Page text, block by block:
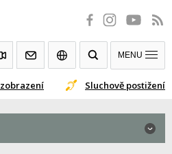
Sluchově postižení
MENU